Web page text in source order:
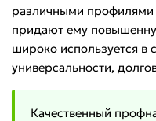
различными
придают ему
широко используется в
универсальности,
Качественный